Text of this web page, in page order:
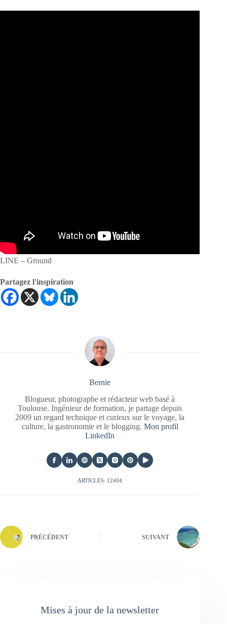
LINE – Ground
Partagez l'inspiration
Bernie
Blogueur, photographe et rédacteur web basé à
Toulouse. Ingénieur de formation, je partage depuis
2009 un regard technique et curieux sur le voyage, la
culture, la gastronomie et le blogging. Mon profil
LinkedIn
ARTICLES: 12404
PRÉCÉDENT SUIVANT
Mises à jour de la newsletter